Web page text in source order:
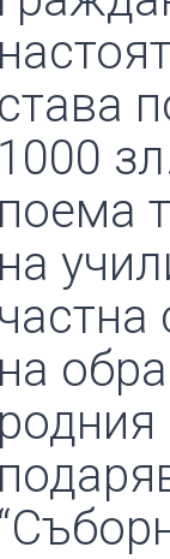
става
1000
поема
на
частна
на